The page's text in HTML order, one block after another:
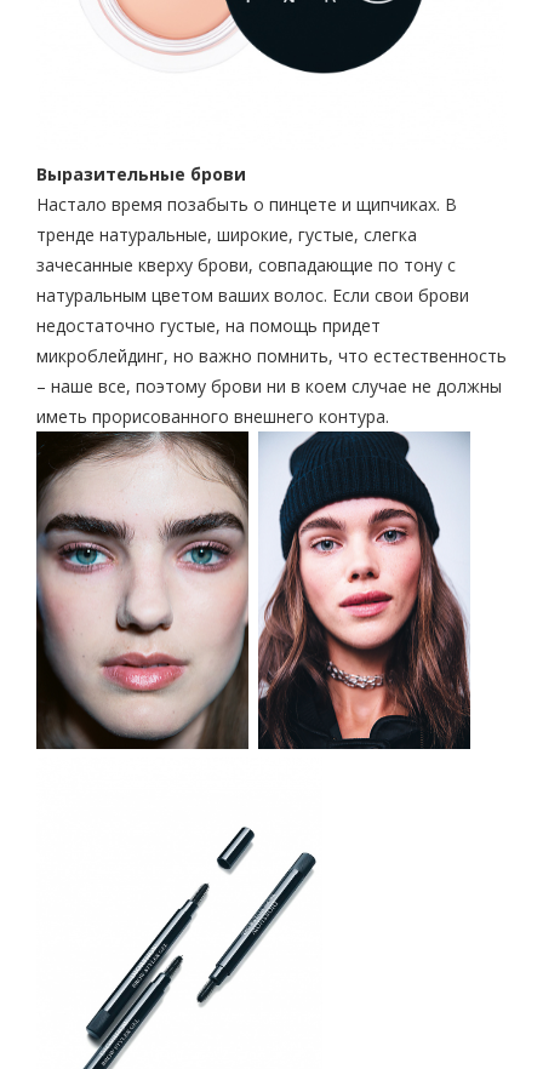
Выразительные брови
Настало время позабыть о пинцете и щипчиках. В
тренде натуральные, широкие, густые, слегка
зачесанные кверху брови, совпадающие по тону с
натуральным цветом ваших волос. Если свои брови
недостаточно густые, на помощь придет
микроблейдинг, но важно помнить, что естественность
– наше все, поэтому брови ни в коем случае не должны
иметь прорисованного внешнего контура.